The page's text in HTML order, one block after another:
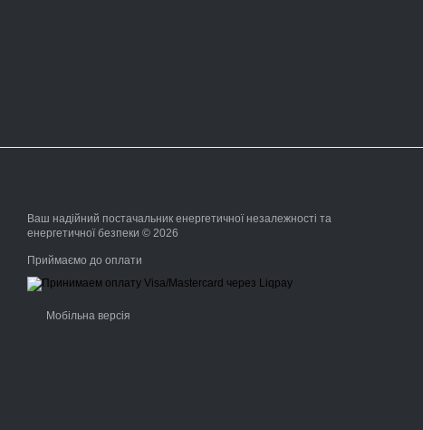
Ваш надійний постачальник енергетичної незалежності та
енергетичної безпеки © 2026
Приймаємо до оплати
Мобільна версія